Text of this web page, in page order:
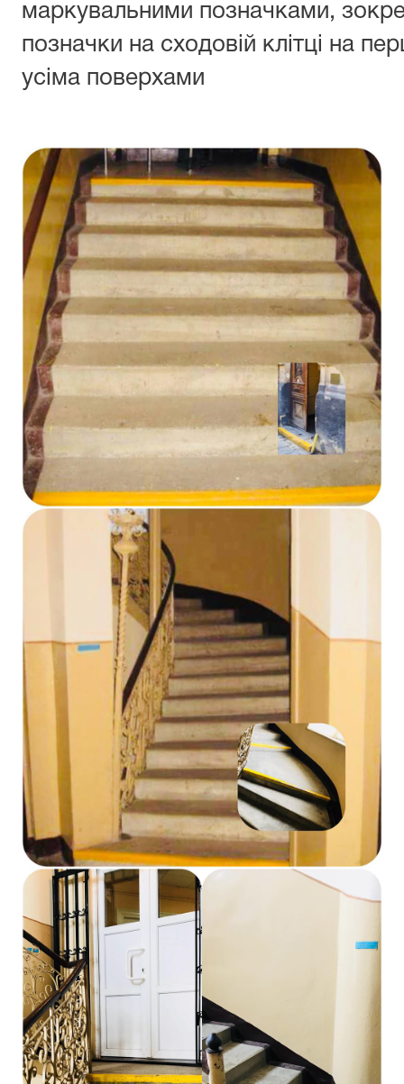
маркувальними позначками,
позначки на сходовій клітці на
усіма поверхами